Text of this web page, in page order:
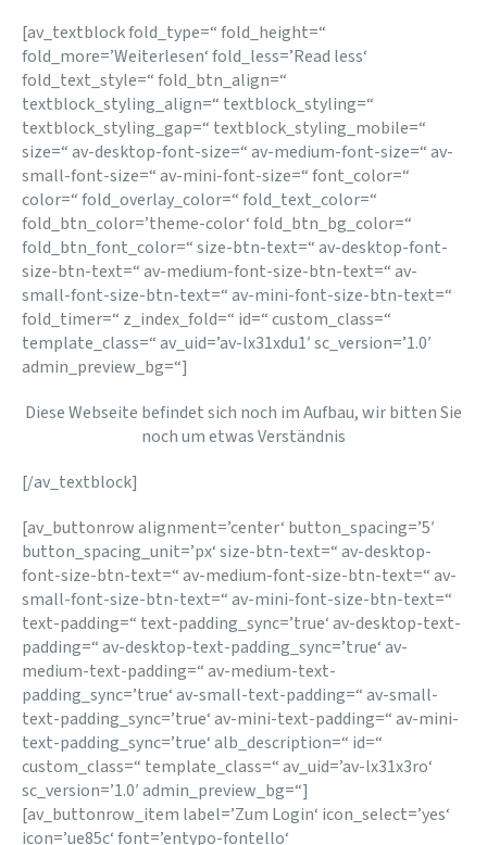
[av_textblock fold_type=“ fold_height=“
fold_more=’Weiterlesen‘ fold_less=’Read less‘
fold_text_style=“ fold_btn_align=“
textblock_styling_align=“ textblock_styling=“
textblock_styling_gap=“ textblock_styling_mobile=“
size=“ av-desktop-font-size=“ av-medium-font-size=“ av-
small-font-size=“ av-mini-font-size=“ font_color=“
color=“ fold_overlay_color=“ fold_text_color=“
fold_btn_color=’theme-color‘ fold_btn_bg_color=“
fold_btn_font_color=“ size-btn-text=“ av-desktop-font-
size-btn-text=“ av-medium-font-size-btn-text=“ av-
small-font-size-btn-text=“ av-mini-font-size-btn-text=“
fold_timer=“ z_index_fold=“ id=“ custom_class=“
template_class=“ av_uid=’av-lx31xdu1′ sc_version=’1.0′
admin_preview_bg=“]
Diese Webseite befindet sich noch im Aufbau, wir bitten Sie
noch um etwas Verständnis
[/av_textblock]
[av_buttonrow alignment=’center‘ button_spacing=’5′
button_spacing_unit=’px‘ size-btn-text=“ av-desktop-
font-size-btn-text=“ av-medium-font-size-btn-text=“ av-
small-font-size-btn-text=“ av-mini-font-size-btn-text=“
text-padding=“ text-padding_sync=’true‘ av-desktop-text-
padding=“ av-desktop-text-padding_sync=’true‘ av-
medium-text-padding=“ av-medium-text-
padding_sync=’true‘ av-small-text-padding=“ av-small-
text-padding_sync=’true‘ av-mini-text-padding=“ av-mini-
text-padding_sync=’true‘ alb_description=“ id=“
custom_class=“ template_class=“ av_uid=’av-lx31x3ro‘
sc_version=’1.0′ admin_preview_bg=“]
[av_buttonrow_item label=’Zum Login‘ icon_select=’yes‘
icon=’ue85c‘ font=’entypo-fontello‘